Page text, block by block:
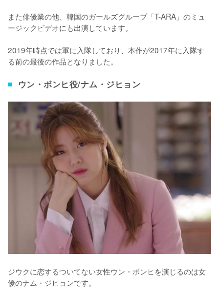
また俳優業の他、韓国のガールズグループ「T-ARA」のミュ
ージックビデオにも出演しています。
2019年時点では軍に入隊しており、本作が2017年に入隊す
る前の最後の作品となりました。
ウン・ボンヒ役/ナム・ジヒョン
ジウクに恋するついてない女性ウン・ボンヒを演じるのは女
優のナム・ジヒョンです。